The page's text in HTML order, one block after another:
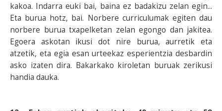
kakoa. Indarra euki bai, baina ez badakizu zelan egin...
Eta burua hotz, bai. Norbere curriculumak egiten dau
norbere burua txapelketan zelan egongo dan jakitea.
Egoera askotan ikusi dot nire burua, aurretik eta
atzetik, eta egia esan urteekaz esperientzia desbardin
asko izaten dira. Bakarkako kiroletan buruak zerikusi
handia dauka.